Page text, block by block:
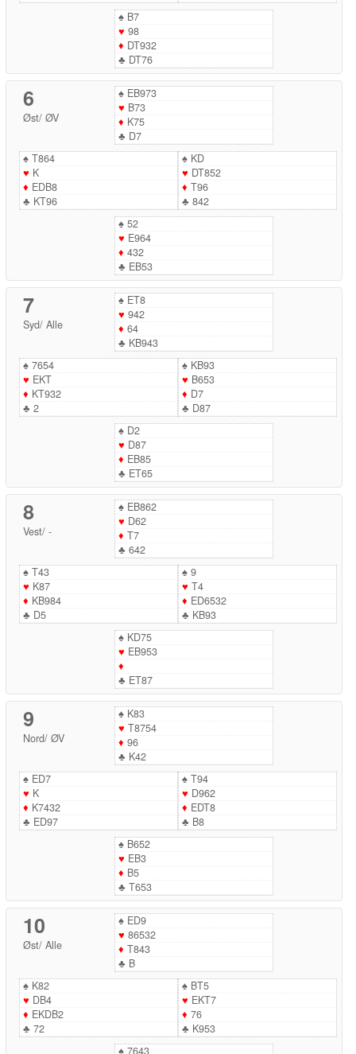
♠B7
♥ 98
♦ DT932
♣ DT76
6
Øst/ ØV
♠EB973
♥ B73
♦ K75
♣ D7
♠T864
♥ K
♦ EDB8
♣ KT96
♠KD
♥ DT852
♦ T96
♣ 842
♠52
♥ E964
♦ 432
♣ EB53
7
Syd/ Alle
♠ET8
♥ 942
♦ 64
♣ KB943
♠7654
♥ EKT
♦ KT932
♣ 2
♠KB93
♥ B653
♦ D7
♣ D87
♠D2
♥ D87
♦ EB85
♣ ET65
8
Vest/ -
♠EB862
♥ D62
♦ T7
♣ 642
♠T43
♥ K87
♦ KB984
♣ D5
♠9
♥ T4
♦ ED6532
♣ KB93
♠KD75
♥ EB953
♦
♣ ET87
9
Nord/ ØV
♠K83
♥ T8754
♦ 96
♣ K42
♠ED7
♥ K
♦ K7432
♣ ED97
♠T94
♥ D962
♦ EDT8
♣ B8
♠B652
♥ EB3
♦ B5
♣ T653
10
Øst/ Alle
♠ED9
♥ 86532
♦ T843
♣ B
♠K82
♥ DB4
♦ EKDB2
♣ 72
♠BT5
♥ EKT7
♦ 76
♣ K953
♠7643